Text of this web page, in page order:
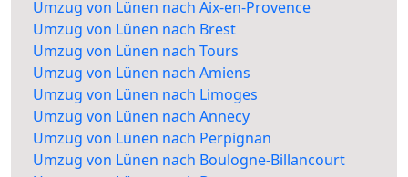
Umzug von Lünen nach Aix-en-Provence
Umzug von Lünen nach Brest
Umzug von Lünen nach Tours
Umzug von Lünen nach Amiens
Umzug von Lünen nach Limoges
Umzug von Lünen nach Annecy
Umzug von Lünen nach Perpignan
Umzug von Lünen nach Boulogne-Billancourt